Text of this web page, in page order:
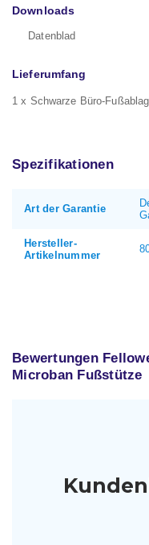
Downloads
Datenblad
Lieferumfang
1 x Schwarze Büro-
Spezifikationen
Art der Garantie
Hersteller-
Artikelnummer
Bewertungen
Microban Fußstütze